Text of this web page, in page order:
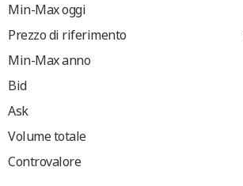
Min-Max oggi
Prezzo di riferimento
Min-Max anno
Bid
Ask
Volume totale
Controvalore